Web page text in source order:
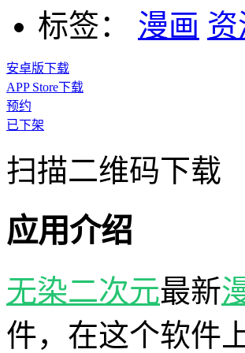
标签：
漫画
安卓版下载
APP Store下载
预约
已下架
扫描二维码下载
应用介绍
无染二次元最新
件，在这个软件